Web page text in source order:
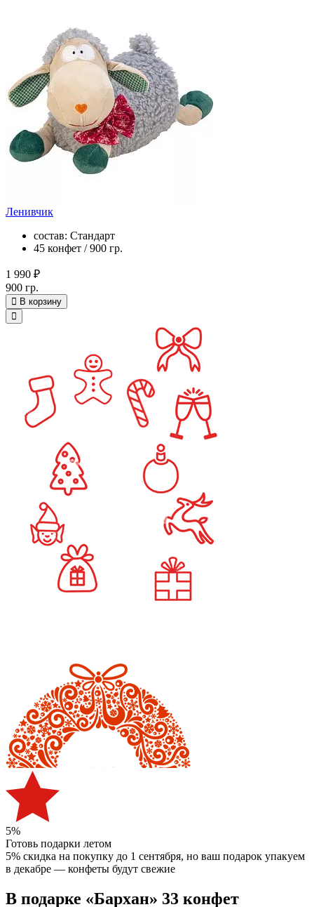
Ленивчик
состав: Стандарт
45 конфет / 900 гр.
1 990 ₽
900 гр.
В корзину
5%
Готовь подарки летом
5% скидка на покупку до 1 сентября, но ваш подарок упакуем
в декабре — конфеты будут свежие
В подарке «Бархан» 33 конфет